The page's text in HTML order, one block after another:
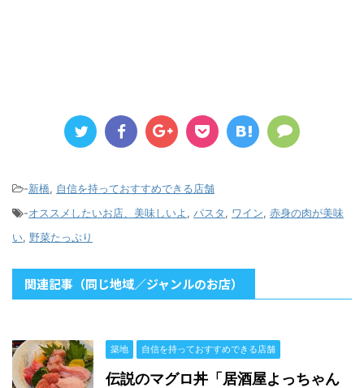
-新橋, 自信を持っておすすめできる店舗
-オススメしたいお店、美味しいよ , パスタ, ワイン, 赤身の肉が美味
い, 野菜たっぷり
関連記事（同じ地域／ジャンルのお店）
築地 自信を持っておすすめできる店舗
伝説のマグロ丼「居酒屋よっちゃん